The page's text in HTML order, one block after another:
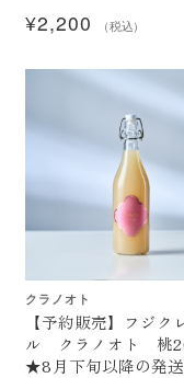
¥2,200 （税込）
クラノオト
【予約販売】フジク
ル クラノオト 桃
★8月下旬以降の発送